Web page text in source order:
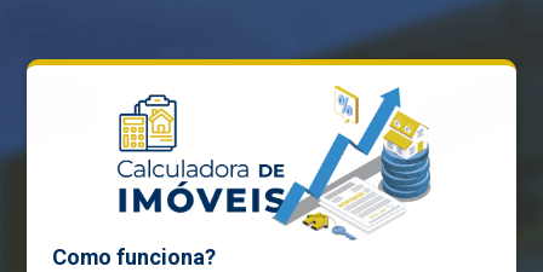
Como funciona?